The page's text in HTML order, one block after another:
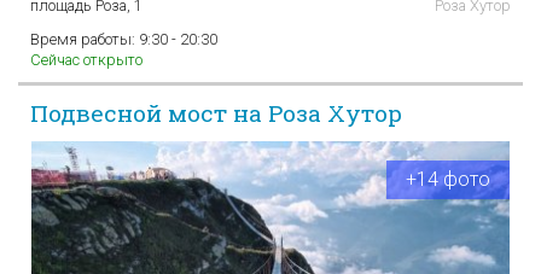
площадь Роза, 1
Роза Хутор
Время работы: 9:30 - 20:30
Сейчас открыто
Подвесной мост на Роза Хутор
+14 фото